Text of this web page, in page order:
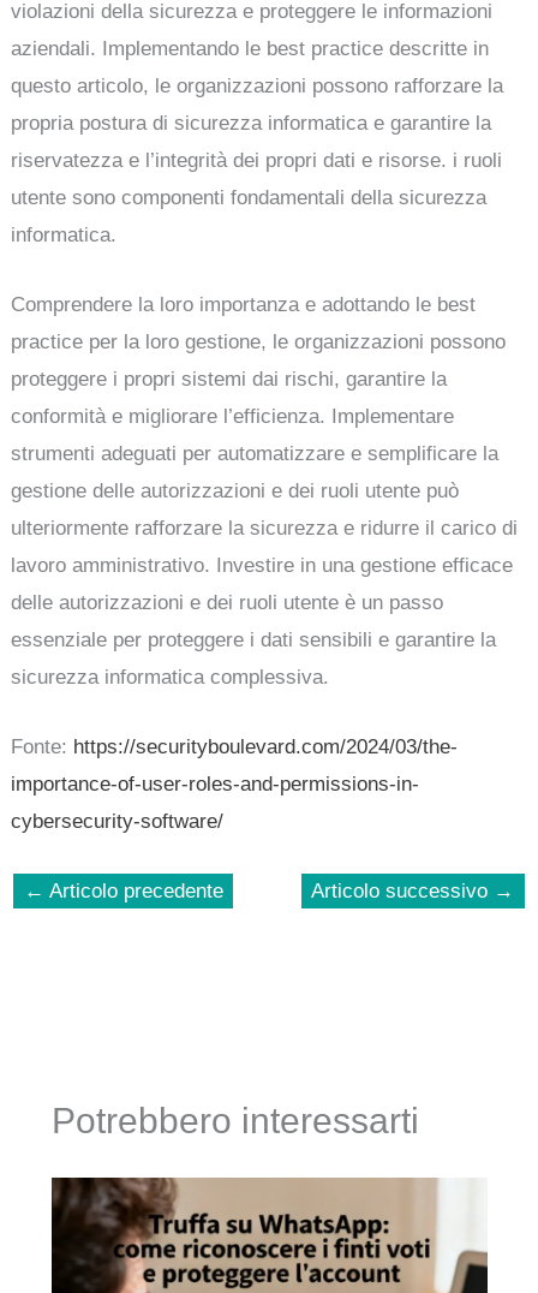
violazioni della sicurezza e proteggere le informazioni
aziendali. Implementando le best practice descritte in
questo articolo, le organizzazioni possono rafforzare la
propria postura di sicurezza informatica e garantire la
riservatezza e l’integrità dei propri dati e risorse. i ruoli
utente sono componenti fondamentali della sicurezza
informatica.
Comprendere la loro importanza e adottando le best
practice per la loro gestione, le organizzazioni possono
proteggere i propri sistemi dai rischi, garantire la
conformità e migliorare l’efficienza. Implementare
strumenti adeguati per automatizzare e semplificare la
gestione delle autorizzazioni e dei ruoli utente può
ulteriormente rafforzare la sicurezza e ridurre il carico di
lavoro amministrativo. Investire in una gestione efficace
delle autorizzazioni e dei ruoli utente è un passo
essenziale per proteggere i dati sensibili e garantire la
sicurezza informatica complessiva.
Fonte: https://securityboulevard.com/2024/03/the-
importance-of-user-roles-and-permissions-in-
cybersecurity-software/
← Articolo precedente Articolo successivo →
Potrebbero interessarti